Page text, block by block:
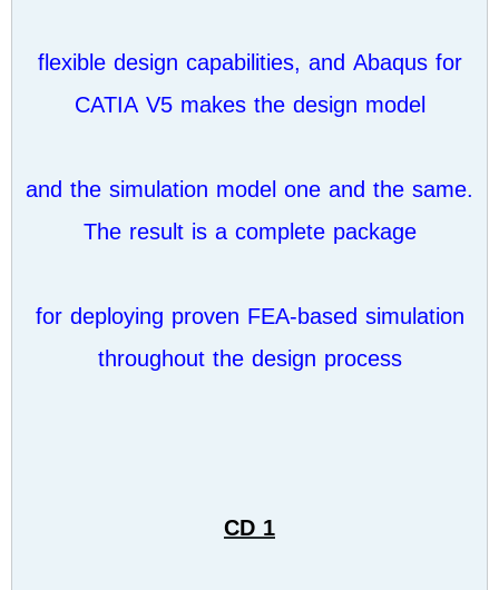
flexible design capabilities, and Abaqus for
CATIA V5 makes the design model
and the simulation model one and the same.
The result is a complete package
for deploying proven FEA-based simulation
throughout the design process
CD 1